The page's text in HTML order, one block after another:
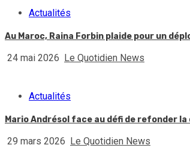
Actualités
Au Maroc, Raina Forbin plaide pour un
24 mai 2026 Le Quotidien News
Actualités
Mario Andrésol face au défi de refonder
29 mars 2026 Le Quotidien News